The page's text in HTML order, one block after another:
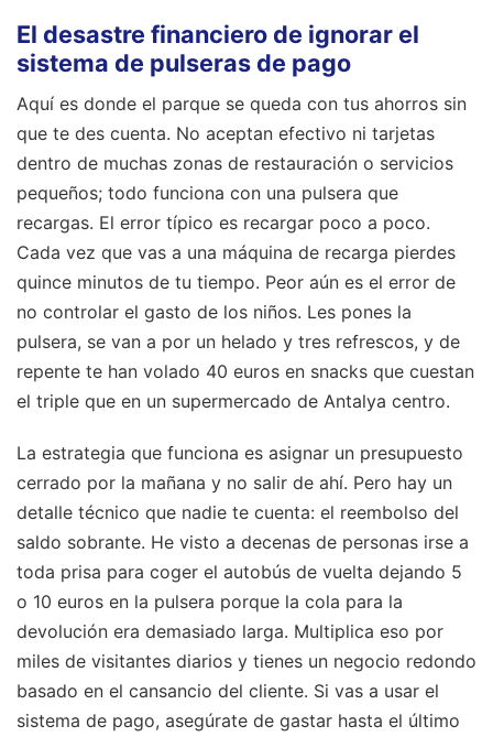
El desastre financiero de ignorar el
sistema de pulseras de pago
Aquí es donde el parque se queda con tus ahorros sin
que te des cuenta. No aceptan efectivo ni tarjetas
dentro de muchas zonas de restauración o servicios
pequeños; todo funciona con una pulsera que
recargas. El error típico es recargar poco a poco.
Cada vez que vas a una máquina de recarga pierdes
quince minutos de tu tiempo. Peor aún es el error de
no controlar el gasto de los niños. Les pones la
pulsera, se van a por un helado y tres refrescos, y de
repente te han volado 40 euros en snacks que cuestan
el triple que en un supermercado de Antalya centro.
La estrategia que funciona es asignar un presupuesto
cerrado por la mañana y no salir de ahí. Pero hay un
detalle técnico que nadie te cuenta: el reembolso del
saldo sobrante. He visto a decenas de personas irse a
toda prisa para coger el autobús de vuelta dejando 5
o 10 euros en la pulsera porque la cola para la
devolución era demasiado larga. Multiplica eso por
miles de visitantes diarios y tienes un negocio redondo
basado en el cansancio del cliente. Si vas a usar el
sistema de pago, asegúrate de gastar hasta el último